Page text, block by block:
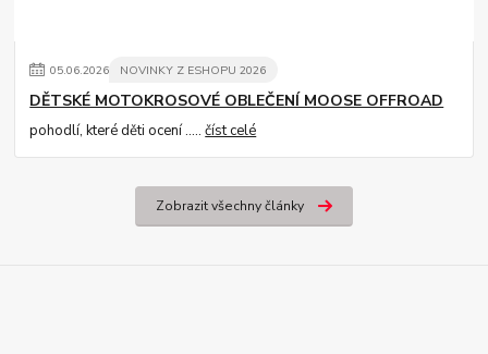
05.06.2026 NOVINKY Z ESHOPU 2026
DĚTSKÉ MOTOKROSOVÉ OBLEČENÍ MOOSE OFFROAD
pohodlí, které děti ocení .....číst celé
Zobrazit všechny články